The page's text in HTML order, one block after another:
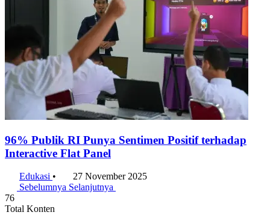
96% Publik RI Punya Sentimen Positif terhadap
Interactive Flat Panel
Edukasi •
27 November 2025
Sebelumnya Selanjutnya
76
Total Konten